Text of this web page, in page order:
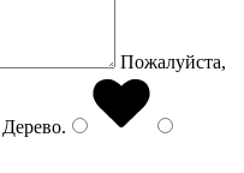
Пожалуйста,
Дерево.